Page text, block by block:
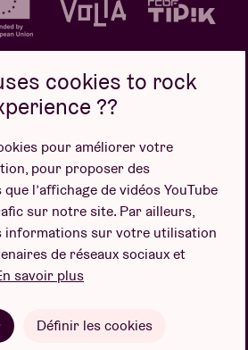
Politique de cookies
de vente
Design par
cookies to rock
??
pour améliorer votre
pour proposer des
l’affichage de vidéos YouTube
sur notre site. Par ailleurs,
informations sur votre utilisation
de réseaux sociaux et
savoir plus
Définir les cookies